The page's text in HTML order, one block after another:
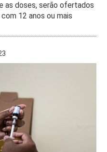
as doses, serão ofertados
12 anos ou mais